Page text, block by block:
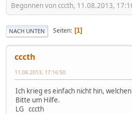
Begonnen von cccth, 11.08.2013,
NACH UNTEN Seiten 1
cccth
11.08.2013, 17:16:50
Ich krieg es einfach nicht hin,
Bitte um Hilfe.
LG cccth